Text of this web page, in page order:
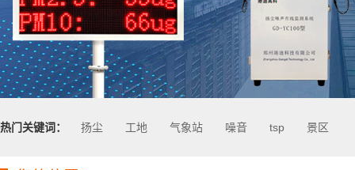
热门关键词： 扬尘 工地 气象站 噪音 tsp 景区